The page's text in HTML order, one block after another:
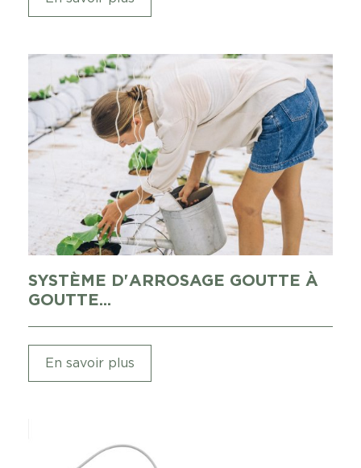
SYSTÈME D'ARROSAGE GOUTTE À
GOUTTE...
En savoir plus